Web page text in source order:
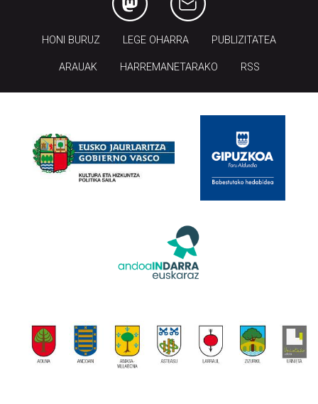
HONI BURUZ LEGE OHARRA PUBLIZITATEA
ARAUAK HARREMANETARAKO RSS